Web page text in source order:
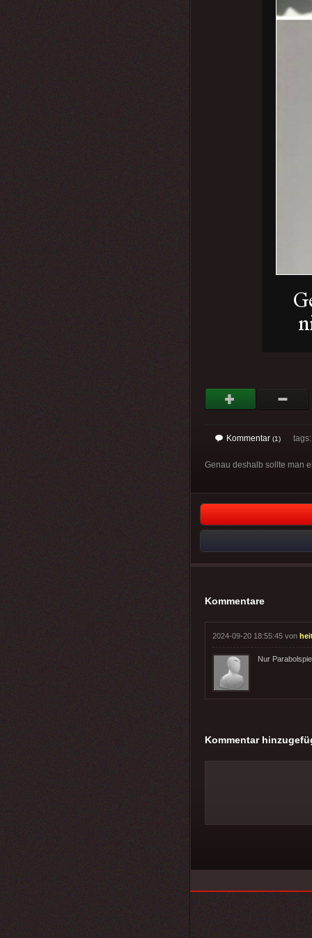
Kommentar (1) tags:
Genau deshalb sollte man
Kommentare
2024-09-20 18:55:45 von
Nur
Kommentar